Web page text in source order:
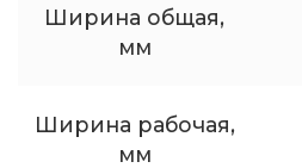
Ширина общая,
мм
Ширина рабочая,
мм